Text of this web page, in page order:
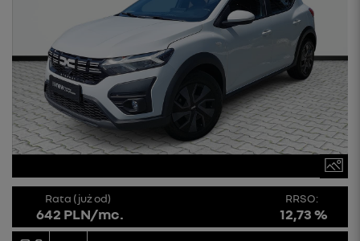
Rata (już od)
642 PLN/mc.
RRSO:
12,73 %